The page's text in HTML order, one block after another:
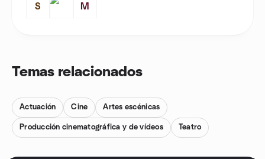
S M
Temas relacionados
Actuación Cine Artes escénicas
Producción cinematográfica y de vídeos Teatro